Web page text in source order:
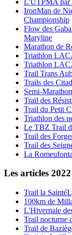
IronMan de
Championship
Flow des
Maryline
Marathon de
Triathlon
Triathlon
Trail Trans
Trails des
Semi-
Trail des
Trail du Petit
Triathlon des
Le TBZ Trail
Trail des
Trail des
La
Les articles 2022
Trail la
100km de
L'Hivernale
Trail nocturne
Trail de